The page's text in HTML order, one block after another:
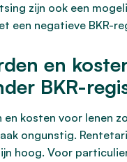
zijn ook een
een negatieve BKR-
en
BKR-
en kosten voor lenen
ongunstig.
hoog. Voor